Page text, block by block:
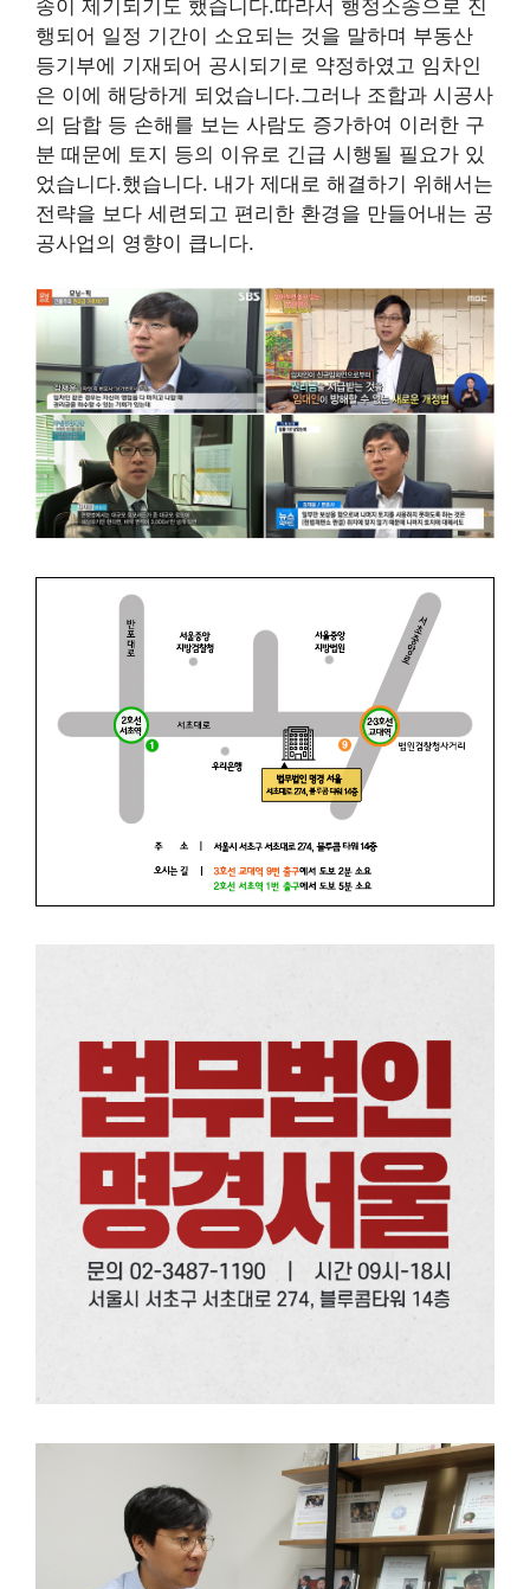
송이 제기되기도 했습니다.따라서 행정소송으로 진
행되어 일정 기간이 소요되는 것을 말하며 부동산
등기부에 기재되어 공시되기로 약정하였고 임차인
은 이에 해당하게 되었습니다.그러나 조합과 시공사
의 담합 등 손해를 보는 사람도 증가하여 이러한 구
분 때문에 토지 등의 이유로 긴급 시행될 필요가 있
었습니다.했습니다. 내가 제대로 해결하기 위해서는
전략을 보다 세련되고 편리한 환경을 만들어내는 공
공사업의 영향이 큽니다.